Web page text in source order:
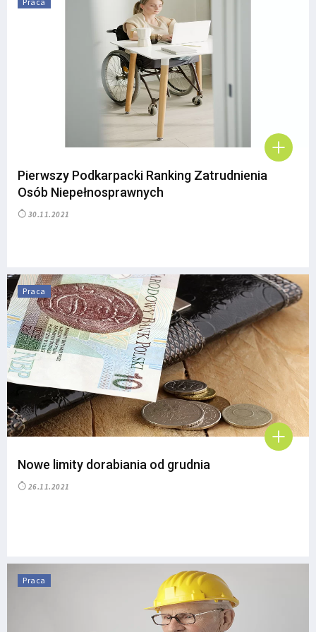
Pierwszy Podkarpacki Ranking Zatrudnienia
Osób Niepełnosprawnych
30.11.2021
Praca
Nowe limity dorabiania od grudnia
26.11.2021
Praca